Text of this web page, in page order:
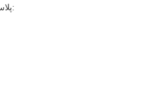
پلاستیک در بخش های مختلف از جمله: